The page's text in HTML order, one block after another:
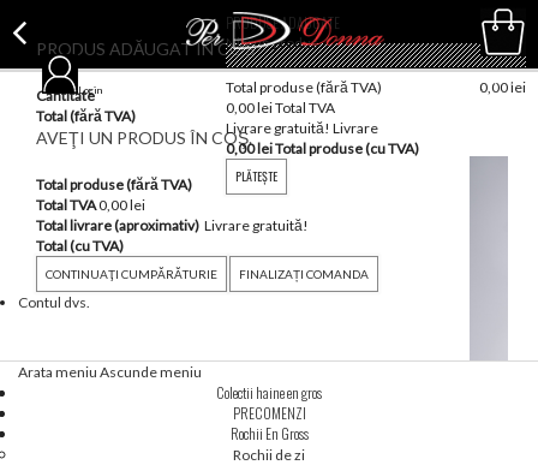
(gol)
PRODUSE ADAUGATE
Nici un produs
Total produse (fără TVA)
0,00 lei
0,00 leiTotal TVA
Livrare gratuită! Livrare
0,00 leiTotal produse (cu TVA)
PLĂTEŞTE
PRODUS ADĂUGAT ÎN COȘ
Cantitate
Total (fără TVA)
AVEŢI UN PRODUS ÎN COŞ.
Total produse (fără TVA)
Total TVA0,00 lei
Total livrare (aproximativ) Livrare gratuită!
Total (cu TVA)
CONTINUAŢI CUMPĂRĂTURIE FINALIZAȚI COMANDA
Contul dvs.
Login
Arata meniu Ascunde meniu
Colectii haine en gros
PRECOMENZI
Rochii En Gross
Rochii de zi